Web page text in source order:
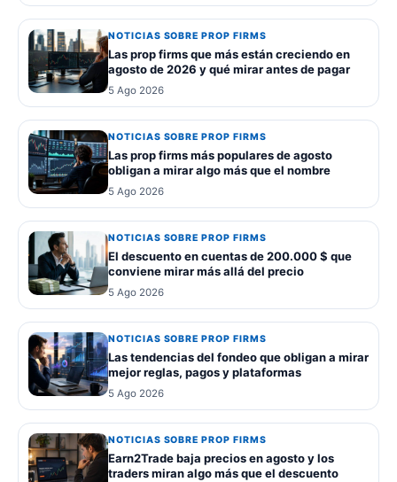
NOTICIAS SOBRE PROP FIRMS
Las prop firms que más están creciendo en
agosto de 2026 y qué mirar antes de pagar
5 Ago 2026
NOTICIAS SOBRE PROP FIRMS
Las prop firms más populares de agosto
obligan a mirar algo más que el nombre
5 Ago 2026
NOTICIAS SOBRE PROP FIRMS
El descuento en cuentas de 200.000 $ que
conviene mirar más allá del precio
5 Ago 2026
NOTICIAS SOBRE PROP FIRMS
Las tendencias del fondeo que obligan a mirar
mejor reglas, pagos y plataformas
5 Ago 2026
NOTICIAS SOBRE PROP FIRMS
Earn2Trade baja precios en agosto y los
traders miran algo más que el descuento